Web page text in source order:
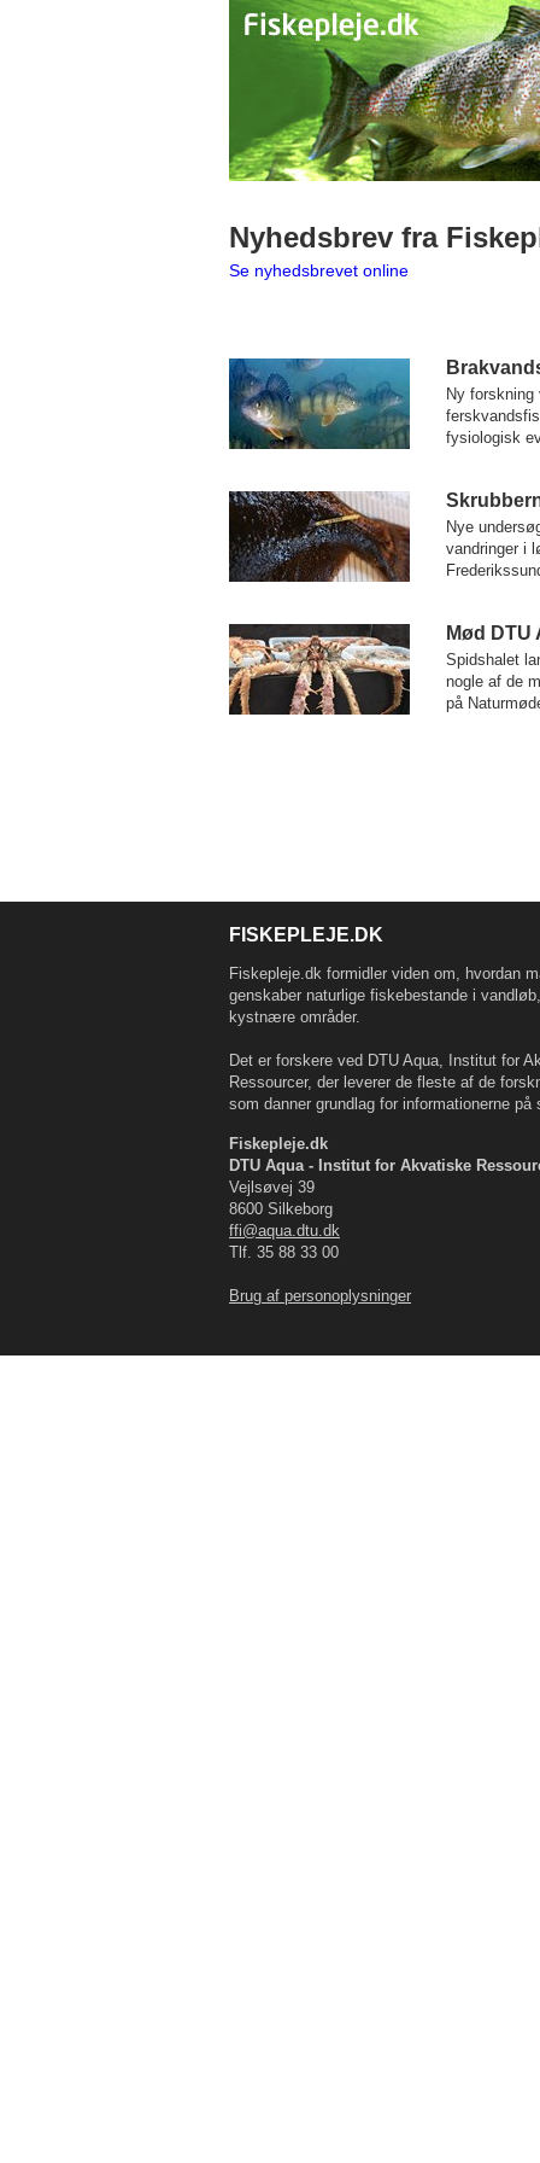
Nyhedsbrev fra
Se nyhedsbrevet online
Ny
fysiologisk
Nye
vandringer i
Mød DTU
Spidshalet
nogle af de
på
FISKEPLEJE.DK
Fiskepleje.dk formidler viden om, hvordan
genskaber naturlige fiskebestande i
kystnære områder.
Det er forskere ved DTU Aqua, Institut for
Ressourcer, der leverer de fleste af de
som danner grundlag for informationerne på
Fiskepleje.dk
DTU Aqua - Institut for Akvatiske
Vejlsøvej 39
8600 Silkeborg
ffi@aqua.dtu.dk
Tlf. 35 88 33 00
Brug af personoplysninger